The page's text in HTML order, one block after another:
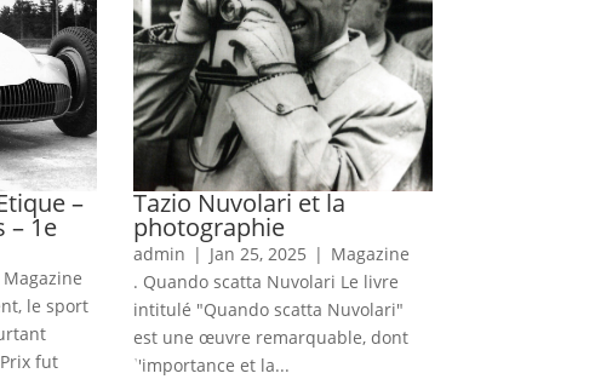
–
– 1e
Magazine
le sport
fut
Tazio Nuvolari et la
photographie
admin | Jan 25, 2025 | Magazine
. Quando scatta Nuvolari Le livre
intitulé "Quando scatta Nuvolari"
est une œuvre remarquable, dont
l'importance et la...